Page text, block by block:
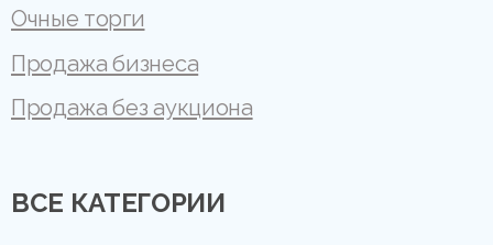
Очные торги
Продажа бизнеса
Продажа без аукциона
ВСЕ КАТЕГОРИИ